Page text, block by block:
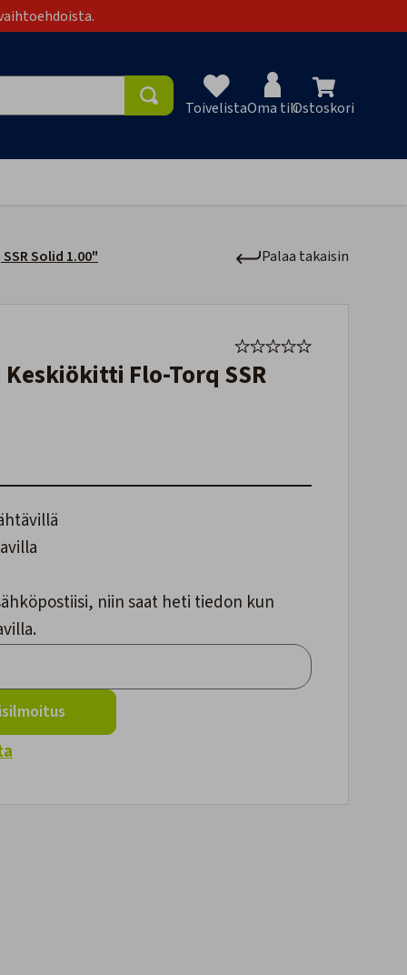
ToivelistaOma tiliOstoskori
Solid 1.00" Palaa takaisin
niin saat heti tiedon kun